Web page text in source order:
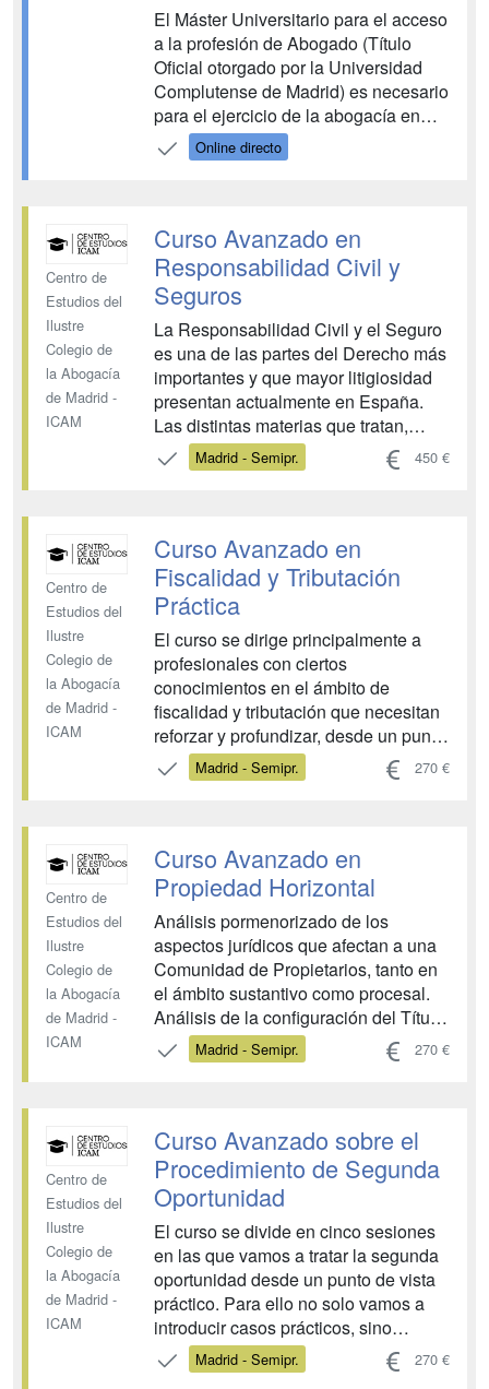
El Máster Universitario para el acceso
a la profesión de Abogado (Título
Oficial otorgado por la Universidad
Complutense de Madrid) es necesario
para el ejercicio de la abogacía en
cualquier país de la Unión Europea.
Además de habilitar para el ejercicio
adquirida durante el grad...
Online directo
Centro de
Estudios del
Ilustre
Colegio de
la Abogacía
de Madrid -
ICAM
Curso Avanzado en
Responsabilidad Civil y
Seguros
La Responsabilidad Civil y el Seguro
es una de las partes del Derecho más
importantes y que mayor litigiosidad
presentan actualmente en España.
Las distintas materias que tratan,
afectan a las cuatro jurisdicciones
existentes, generando numerosa
jurídico, requiere que los abogados se
...
Madrid - Semipr. 450 €
Centro de
Estudios del
Ilustre
Colegio de
la Abogacía
de Madrid -
ICAM
Curso Avanzado en
Fiscalidad y Tributación
Práctica
El curso se dirige principalmente a
profesionales con ciertos
conocimientos en el ámbito de
fiscalidad y tributación que necesitan
reforzar y profundizar, desde un punto
de vista práctico, en la gestión del
área fiscal de empresas y negocios,
fiscales impuestas por la normativa
tributaria, ges...
Madrid - Semipr. 270 €
Centro de
Estudios del
Ilustre
Colegio de
la Abogacía
de Madrid -
ICAM
Curso Avanzado en
Propiedad Horizontal
Análisis pormenorizado de los
aspectos jurídicos que afectan a una
Comunidad de Propietarios, tanto en
el ámbito sustantivo como procesal.
Análisis de la configuración del Título
Constitutivo y Estatutos de una
Comunidad; de la delimitación de los
propietarios; los órganos de gobier...
Madrid - Semipr. 270 €
Centro de
Estudios del
Ilustre
Colegio de
la Abogacía
de Madrid -
ICAM
Curso Avanzado sobre el
Procedimiento de Segunda
Oportunidad
El curso se divide en cinco sesiones
en las que vamos a tratar la segunda
oportunidad desde un punto de vista
práctico. Para ello no solo vamos a
introducir casos prácticos, sino
también vamos a contar con ponentes
que, desde su experiencia práctica
Madrid - Semipr. 270 €